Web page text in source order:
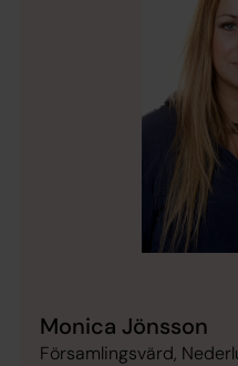
Monica Jönsson
Församlingsvärd,